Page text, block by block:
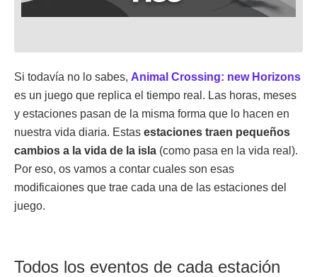
Si todavía no lo sabes, Animal Crossing: new Horizons
es un juego que replica el tiempo real. Las horas, meses
y estaciones pasan de la misma forma que lo hacen en
nuestra vida diaria. Estas estaciones traen pequeños
cambios a la vida de la isla (como pasa en la vida real).
Por eso, os vamos a contar cuales son esas
modificaiones que trae cada una de las estaciones del
juego.
Todos los eventos de cada estación